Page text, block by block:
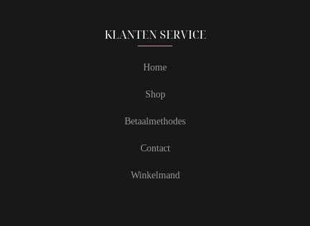
KLANTEN SERVICE
Home
Shop
Betaalmethodes
Contact
Winkelmand